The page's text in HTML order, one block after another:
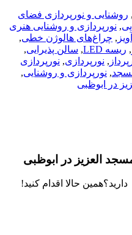
و نورپردازی فضای
,نورپردازی و روشنایی هنری
, چراغ‌های هالوژن خطی,
ریسه LED ,سالن پذیرایی,
, نورپردازی,نورپردازی
,نورپردازی و روشنایی,
در ابوظبی
العزیز در ابوظبی
حالا اقدام کنید!